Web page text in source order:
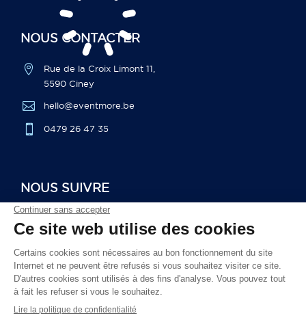
NOUS CONTACTER

Rue de la Croix Limont 11,
5590 Ciney
 hello@eventmore.be
 0479 26 47 35
NOUS SUIVRE
© By